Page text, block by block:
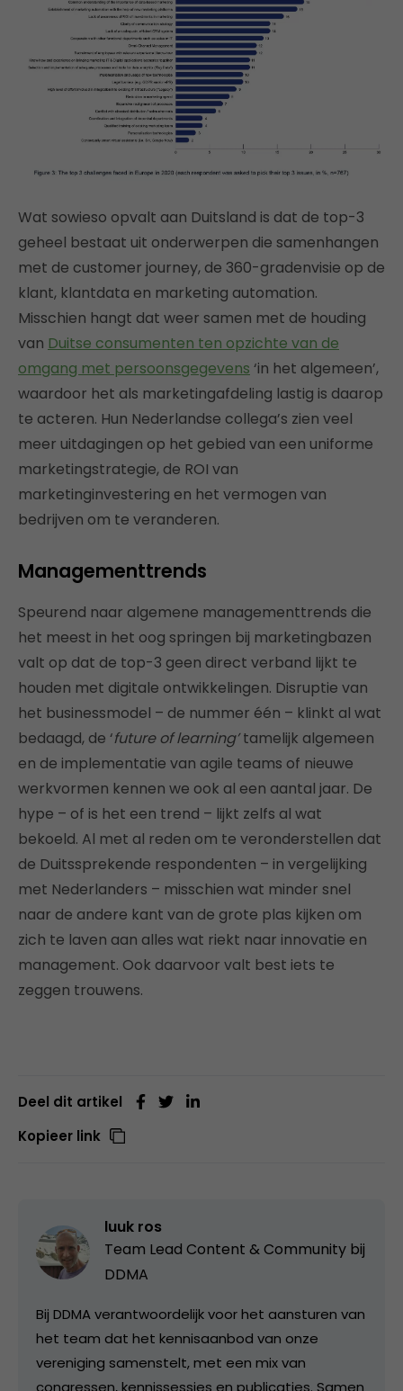
Wat sowieso opvalt aan Duitsland is dat de top-3
geheel bestaat uit onderwerpen die samenhangen
met de customer journey, de 360-gradenvisie op de
klant, klantdata en marketing automation.
Misschien hangt dat weer samen met de houding
van Duitse consumenten ten opzichte van de
omgang met persoonsgegevens ‘in het algemeen’,
waardoor het als marketingafdeling lastig is daarop
te acteren. Hun Nederlandse collega’s zien veel
meer uitdagingen op het gebied van een uniforme
marketingstrategie, de ROI van
marketinginvestering en het vermogen van
bedrijven om te veranderen.
Managementtrends
Speurend naar algemene managementtrends die
het meest in het oog springen bij marketingbazen
valt op dat de top-3 geen direct verband lijkt te
houden met digitale ontwikkelingen. Disruptie van
het businessmodel – de nummer één – klinkt al wat
bedaagd, de ‘future of learning’tamelijk algemeen
en de implementatie van agile teams of nieuwe
werkvormen kennen we ook al een aantal jaar. De
hype – of is het een trend – lijkt zelfs al wat
bekoeld. Al met al reden om te veronderstellen dat
de Duitssprekende respondenten – in vergelijking
met Nederlanders – misschien wat minder snel
naar de andere kant van de grote plas kijken om
zich te laven aan alles wat riekt naar innovatie en
management. Ook daarvoor valt best iets te
zeggen trouwens.
Deel dit artikel
Kopieer link
luuk ros
Team Lead Content & Community bij
DDMA
Bij DDMA verantwoordelijk voor het aansturen van
het team dat het kennisaanbod van onze
vereniging samenstelt, met een mix van
congressen, kennissessies en publicaties. Samen